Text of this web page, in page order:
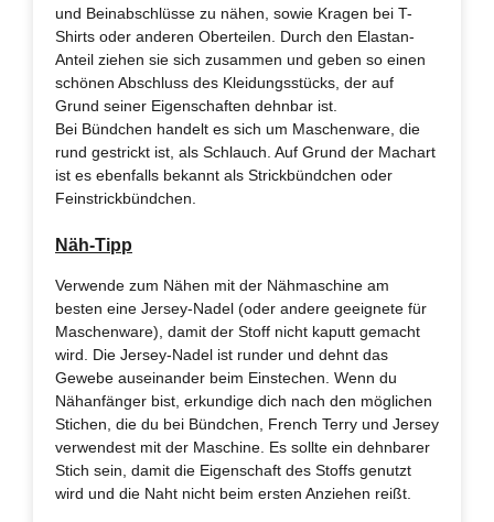
und Beinabschlüsse zu nähen, sowie Kragen bei T-
Shirts oder anderen Oberteilen. Durch den Elastan-
Anteil ziehen sie sich zusammen und geben so einen
schönen Abschluss des Kleidungsstücks, der auf
Grund seiner Eigenschaften dehnbar ist.
Bei Bündchen handelt es sich um Maschenware, die
rund gestrickt ist, als Schlauch. Auf Grund der Machart
ist es ebenfalls bekannt als Strickbündchen oder
Feinstrickbündchen.
Näh-Tipp
Verwende zum Nähen mit der Nähmaschine am
besten eine Jersey-Nadel (oder andere geeignete für
Maschenware), damit der Stoff nicht kaputt gemacht
wird. Die Jersey-Nadel ist runder und dehnt das
Gewebe auseinander beim Einstechen. Wenn du
Nähanfänger bist, erkundige dich nach den möglichen
Stichen, die du bei Bündchen, French Terry und Jersey
verwendest mit der Maschine. Es sollte ein dehnbarer
Stich sein, damit die Eigenschaft des Stoffs genutzt
wird und die Naht nicht beim ersten Anziehen reißt.